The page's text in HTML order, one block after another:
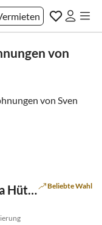
von
von Sven
5-Sterne Blockhaus Panorama Hütte Ferienhaus Beliebte Wahl